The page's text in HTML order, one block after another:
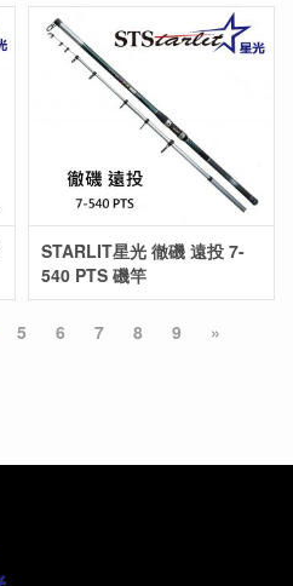
STARLIT星光 徹磯 遠投 7-
540 PTS 磯竿
5 6 7 8 9 »